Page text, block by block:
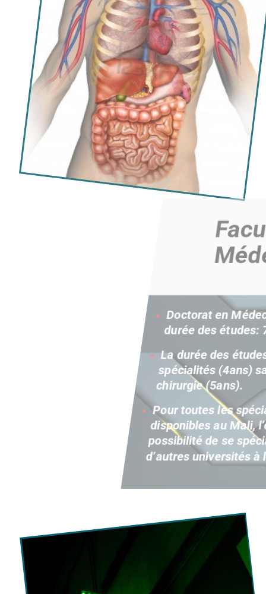
Doctorat en Médecine, Diplôme d’Etat,
durée des études: 7ans
La durée des études pour toutes les
spécialités (4ans) sauf pour la
Pour toutes les spécialités non
disponibles au Mali, l’étudiant aura la
possibilité de se spécialiser dans
d’autres universités à l’étranger.